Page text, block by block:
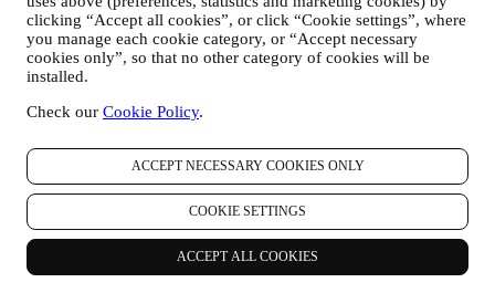
clicking “Accept all cookies”, or click “Cookie settings”, where
you manage each cookie category, or “Accept necessary
cookies only”, so that no other category of cookies will be
installed.
Check our Cookie Policy.
ACCEPT NECESSARY COOKIES ONLY
COOKIE SETTINGS
ACCEPT ALL COOKIES
Nous nous engageons à respecter votre vie privée et à protéger vos
données personnelles ! Nous serons toujours transparents quant à la
question de savoir comment et pourquoi nous utilisons vos données.
La sécurité lors des achats en ligne est notre priorité
Vos données personnelles font l’objet d’une conservation sécurisée
et en toute confidentialité, conformément aux législations
savons que la sécurité est très importante dans le cadre des achats en
ligne et c’est pourquoi nous avons recours aux technologies les plus
récentes pour protéger vos données personnelles et les détails de
votre carte de crédit.
Nous utilisons les données pour faciliter vos achats et adapter nos
Nous analysons la façon dont les utilisateurs utilisent notre site web